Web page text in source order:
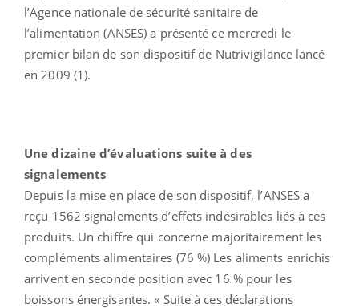
l’Agence nationale de sécurité sanitaire de
l’alimentation (ANSES) a présenté ce mercredi le
premier bilan de son dispositif de Nutrivigilance lancé
en 2009 (1).
Une dizaine d’évaluations suite à des
signalements
Depuis la mise en place de son dispositif, l’ANSES a
reçu 1562 signalements d’effets indésirables liés à ces
produits. Un chiffre qui concerne majoritairement les
compléments alimentaires (76 %) Les aliments enrichis
arrivent en seconde position avec 16 % pour les
boissons énergisantes. « Suite à ces déclarations